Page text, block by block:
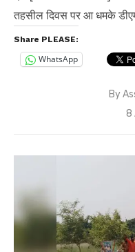
तहसील दिवस पर आ धमके
Share PLEASE:
WhatsApp
By
8